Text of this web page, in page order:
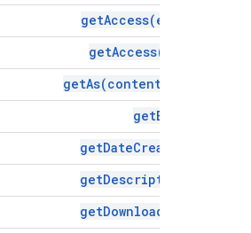
getAccess(email)
getAccess(
getAs(content
getBlob(
getDateCreated(
getDescription(
getDownload